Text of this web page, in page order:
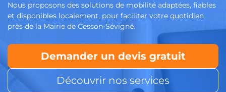
Nous proposons des solutions de mobilité adaptées, fiables
et disponibles localement, pour faciliter votre quotidien
près de la Mairie de Cesson-Sévigné.
Demander un devis gratuit
Découvrir nos services